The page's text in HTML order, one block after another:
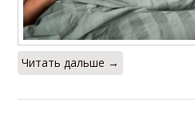
Читать дальше →